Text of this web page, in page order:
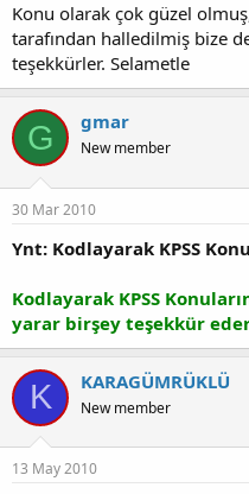
Konu olarak çok güzel
tarafından halledilmiş bize
teşekkürler. Selametle
G gmar
New member
30 Mar 2010
Ynt: Kodlayarak KPSS
Kodlayarak KPSS
yarar birşey teşekkür
K KARAGÜMRÜKLÜ
New member
13 May 2010